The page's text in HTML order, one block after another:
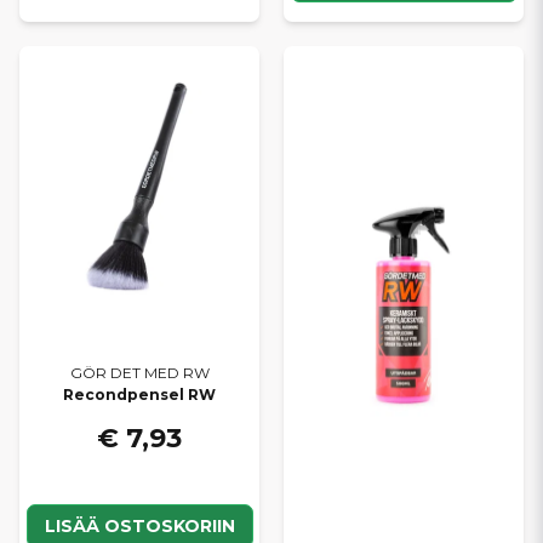
GÖR DET MED RW
Recondpensel RW
€ 7,93
LISÄÄ OSTOSKORIIN